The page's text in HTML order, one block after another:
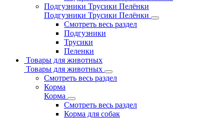
Подгузники Трусики Пелёнки
Подгузники Трусики Пелёнки
Смотреть весь раздел
Подгузники
Трусики
Пеленки
Товары для животных
Товары для животных
Смотреть весь раздел
Корма
Корма
Смотреть весь раздел
Корма для собак